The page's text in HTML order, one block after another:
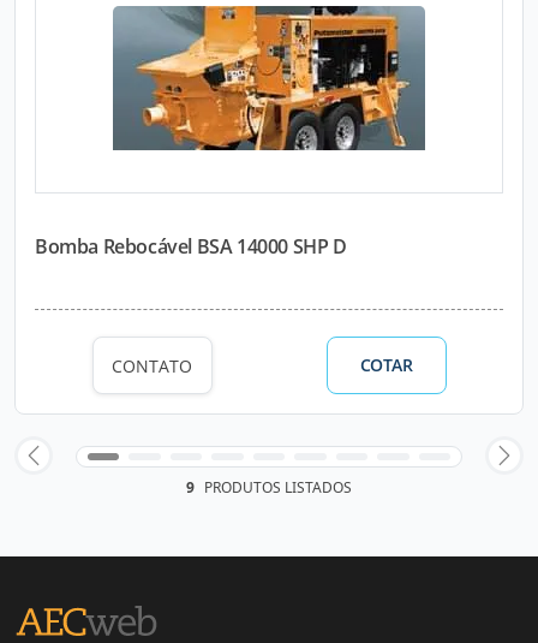
Bomba Rebocável BSA 14000 SHP D
CONTATO COTAR
9 PRODUTOS LISTADOS